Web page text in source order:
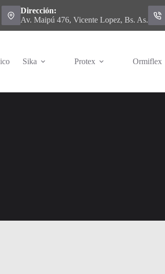
Dirección:
Av. Maipú 476, Vicente Lopez, Bs. As.
Sika Protex Ormiflex